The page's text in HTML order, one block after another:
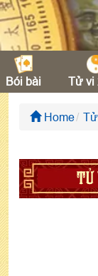
Bói bài Tử vi
Home
TỬ